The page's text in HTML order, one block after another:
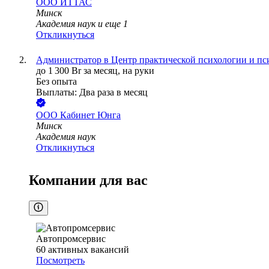
ООО ИТТАС
Минск
Академия наук и еще 1
Откликнуться
Администратор в Центр практической психологии и
до 1 300 Br за месяц, на руки
Без опыта
Выплаты: Два раза в месяц
ООО Кабинет Юнга
Минск
Академия наук
Откликнуться
Компании для вас
Автопромсервис
60 активных вакансий
Посмотреть